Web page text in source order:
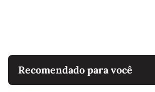
Recomendado para você